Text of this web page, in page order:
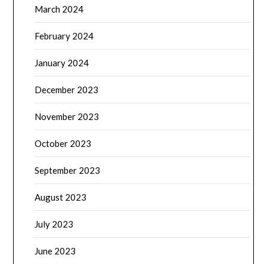
March 2024
February 2024
January 2024
December 2023
November 2023
October 2023
September 2023
August 2023
July 2023
June 2023